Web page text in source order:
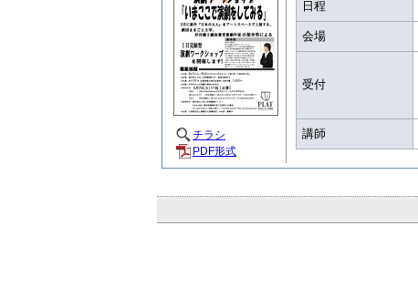
チラシ
PDF形式
日程
会場
受付
講師